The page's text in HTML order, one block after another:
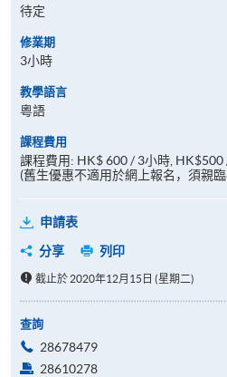
待定
修業期
3小時
教學語言
粵語
課程費用
課程費用: HK$ 600 / 3小時, HK$500
(舊生優惠不適用於網上報名，須親
申請表
分享
列印
截止於 2020年12月15日 (星期二)
查詢
28678479
28610278